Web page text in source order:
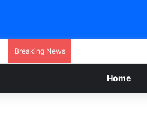
Breaking News
Home